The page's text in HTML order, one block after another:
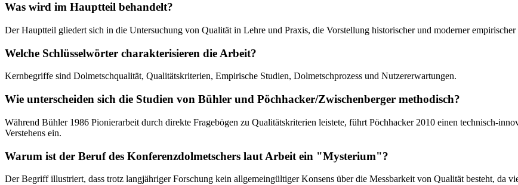
Was wird im Hauptteil behandelt?
Der Hauptteil gliedert sich in die Untersuchung von Qualität in Lehre und Praxis, die Vorstellung historischer und moderner
Welche Schlüsselwörter charakterisieren die Arbeit?
Kernbegriffe sind Dolmetschqualität, Qualitätskriterien, Empirische Studien, Dolmetschprozess und Nutzererwartungen.
Wie unterscheiden sich die Studien von Bühler und Pöchhacker/Zwischenberger methodisch?
Während Bühler 1986 Pionierarbeit durch direkte Fragebögen zu Qualitätskriterien leistete, führt Pöchhacker 2010 einen technisch-
Verstehens ein.
Warum ist der Beruf des Konferenzdolmetschers laut Arbeit ein "Mysterium"?
Der Begriff illustriert, dass trotz langjähriger Forschung kein allgemeingültiger Konsens über die Messbarkeit von Qualität besteht, da